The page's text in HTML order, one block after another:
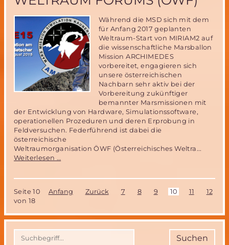
Während die MSD sich mit dem
für Anfang 2017 geplanten
Weltraum-Start von MIRIAM2 auf
die wissenschaftliche Marsballon
Mission ARCHIMEDES
vorbereitet, engagieren sich
unsere österreichischen
Nachbarn sehr aktiv bei der
Vorbereitung zukünftiger
bemannter Marsmissionen mit
der Entwicklung von Hardware, Simulationssoftware,
operationellen Prozeduren und deren Erprobung in
Feldversuchen. Federführend ist dabei die
österreichische
Weltraumorganisation ÖWF (Österreichisches Weltra...
Weiterlesen …
Simulations
des
Österreichischen
Weltraum
Forums
Seite 10
von 18
Anfang Zurück 7 8 9 10 11 12
Suchen